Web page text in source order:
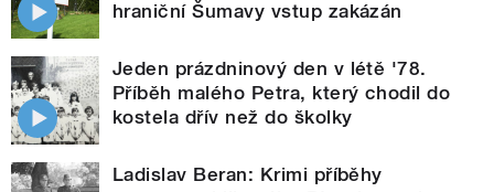
hraniční Šumavy vstup zakázán
Jeden prázdninový den v létě '78.
Příběh malého Petra, který chodil do
kostela dřív než do školky
Ladislav Beran: Krimi příběhy